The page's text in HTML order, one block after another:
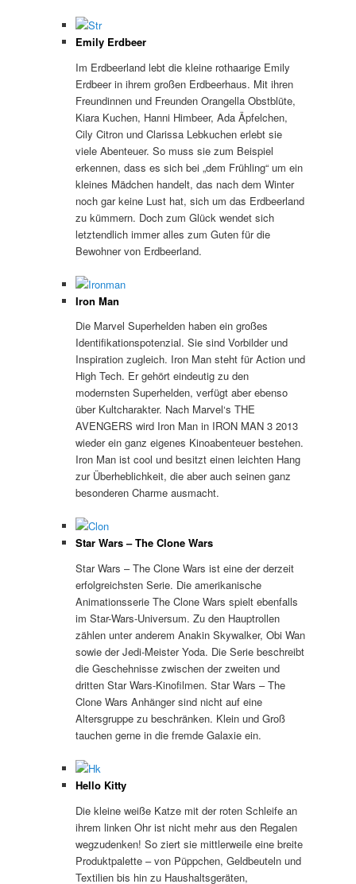
Emily Erdbeer
Im Erdbeerland lebt die kleine rothaarige Emily
Erdbeer in ihrem großen Erdbeerhaus. Mit ihren
Freundinnen und Freunden Orangella Obstblüte,
Kiara Kuchen, Hanni Himbeer, Ada Äpfelchen,
Cily Citron und Clarissa Lebkuchen erlebt sie
viele Abenteuer. So muss sie zum Beispiel
erkennen, dass es sich bei „dem Frühling“ um ein
kleines Mädchen handelt, das nach dem Winter
noch gar keine Lust hat, sich um das Erdbeerland
zu kümmern. Doch zum Glück wendet sich
letztendlich immer alles zum Guten für die
Bewohner von Erdbeerland.
Iron Man
Die Marvel Superhelden haben ein großes
Identifikationspotenzial. Sie sind Vorbilder und
Inspiration zugleich. Iron Man steht für Action und
High Tech. Er gehört eindeutig zu den
modernsten Superhelden, verfügt aber ebenso
über Kultcharakter. Nach Marvel‘s THE
AVENGERS wird Iron Man in IRON MAN 3 2013
wieder ein ganz eigenes Kinoabenteuer bestehen.
Iron Man ist cool und besitzt einen leichten Hang
zur Überheblichkeit, die aber auch seinen ganz
besonderen Charme ausmacht.
Star Wars – The Clone Wars
Star Wars – The Clone Wars ist eine der derzeit
erfolgreichsten Serie. Die amerikanische
Animationsserie The Clone Wars spielt ebenfalls
im Star-Wars-Universum. Zu den Hauptrollen
zählen unter anderem Anakin Skywalker, Obi Wan
sowie der Jedi-Meister Yoda. Die Serie beschreibt
die Geschehnisse zwischen der zweiten und
dritten Star Wars-Kinofilmen. Star Wars – The
Clone Wars Anhänger sind nicht auf eine
Altersgruppe zu beschränken. Klein und Groß
tauchen gerne in die fremde Galaxie ein.
Hello Kitty
Die kleine weiße Katze mit der roten Schleife an
ihrem linken Ohr ist nicht mehr aus den Regalen
wegzudenken! So ziert sie mittlerweile eine breite
Produktpalette – von Püppchen, Geldbeuteln und
Textilien bis hin zu Haushaltsgeräten,